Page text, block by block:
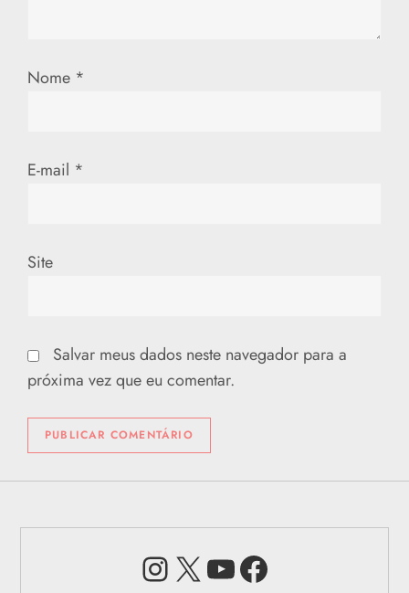
Nome *
E-mail *
Site
Salvar meus dados neste navegador para a
próxima vez que eu comentar.
Instagram
X Youtube